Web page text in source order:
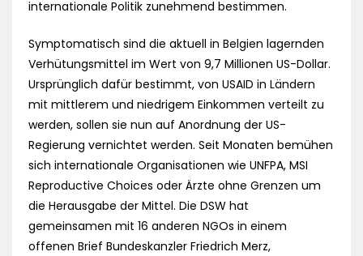
internationale Politik zunehmend bestimmen.
Symptomatisch sind die aktuell in Belgien lagernden
Verhütungsmittel im Wert von 9,7 Millionen US-Dollar.
Ursprünglich dafür bestimmt, von USAID in Ländern
mit mittlerem und niedrigem Einkommen verteilt zu
werden, sollen sie nun auf Anordnung der US-
Regierung vernichtet werden. Seit Monaten bemühen
sich internationale Organisationen wie UNFPA, MSI
Reproductive Choices oder Ärzte ohne Grenzen um
die Herausgabe der Mittel. Die DSW hat
gemeinsamen mit 16 anderen NGOs in einem
offenen Brief Bundeskanzler Friedrich Merz,